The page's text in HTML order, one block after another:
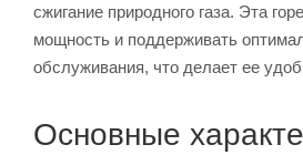
сжигание природного газа. Эта
мощность и поддерживать
обслуживания, что делает ее
Основные